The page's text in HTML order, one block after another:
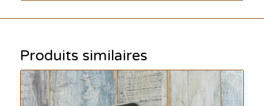
Produits similaires